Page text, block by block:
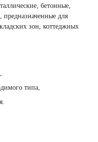
бетонные,
предназначенные для
зон, коттеджных
типа,